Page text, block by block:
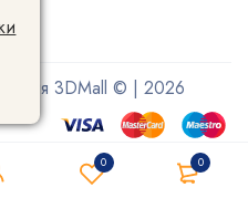
0 0
3DMall © | 2026